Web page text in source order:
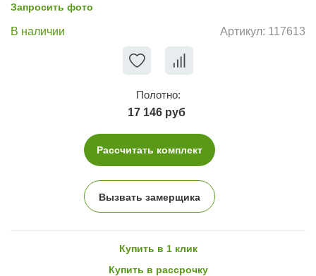
Запросить фото
В наличии Артикул: 117613
Полотно:
17 146 руб
Рассчитать комплект
Вызвать замерщика
Купить в 1 клик
Купить в рассрочку